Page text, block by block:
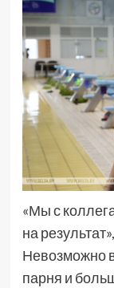
«Мы с
на
Невозможно
парня и